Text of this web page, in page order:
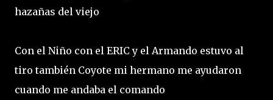
hazañas del viejo
Con el Niño con el ERIC y el Armando estuvo al
tiro también Coyote mi hermano me ayudaron
cuando me andaba el comando